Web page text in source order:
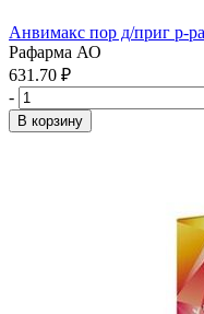
Анвимакс пор д/приг р-
Рафарма АО
631.70 ₽
-
В корзину